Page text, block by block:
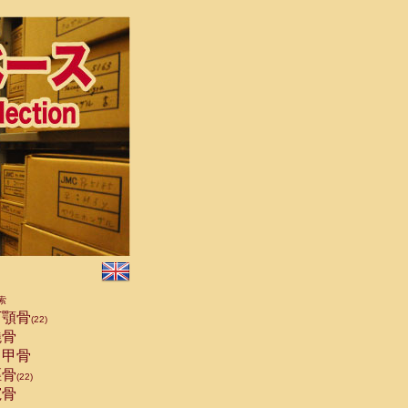
骨(22)
甲骨
(22)